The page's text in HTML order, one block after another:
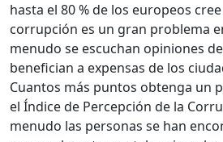
hasta el 80 % de los europeos
corrupción es un gran problema
menudo se escuchan opiniones
benefician a expensas de los
Cuantos más puntos obtenga un
el Índice de Percepción de la
menudo las personas se han